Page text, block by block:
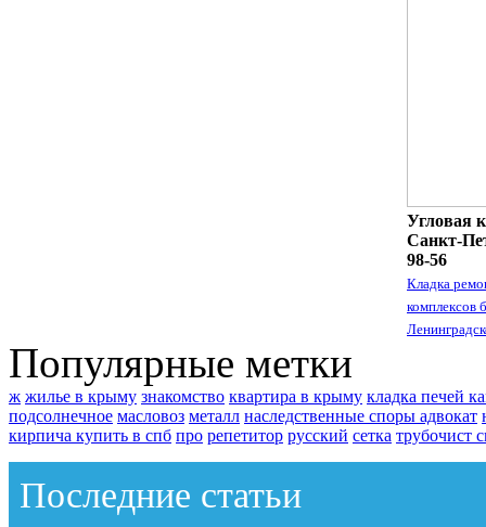
Угловая
Санкт-
98-56
Кладка
комплексов
Популярные метки
ж жилье в крыму знакомство квартира в крыму кладка печей
подсолнечное масловоз металл наследственные споры адвокат
кирпича купить в спб про репетитор русский сетка трубочист
Последние статьи